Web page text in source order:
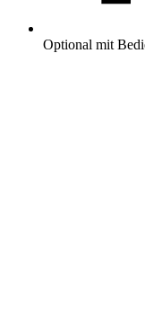
Optional mit